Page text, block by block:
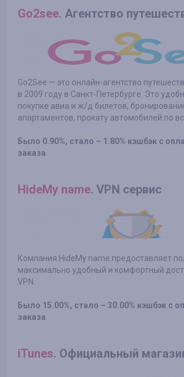
Go2see. Агентство
Go2See — это онлайн-агентство
в 2009 году в Санкт-Петербурге. Это
покупке авиа и ж/д билетов,
апартаментов, прокату автомобилей по
Было 0.90%, стало – 1.80% кэшбэк с
заказа
HideMy name. VPN сервис
Компания HideMy name предоставляет
максимально удобный и комфортный
VPN.
Было 15.00%, стало – 30.00% кэшбэк с
заказа
iTunes. Официальный